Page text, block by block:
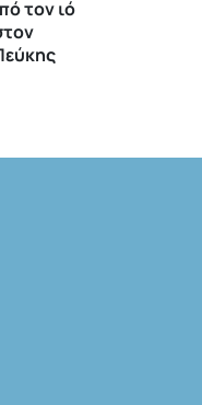
τον ιό